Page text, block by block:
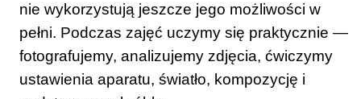
nie wykorzystują jeszcze jego możliwości w
pełni. Podczas zajęć uczymy się praktycznie —
fotografujemy, analizujemy zdjęcia, ćwiczymy
ustawienia aparatu, światło, kompozycję i